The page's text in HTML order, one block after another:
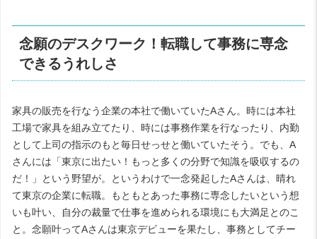
念願のデスクワーク！転職して事務に専念
できるうれしさ
家具の販売を行なう企業の本社で働いていたAさん。時には本社
工場で家具を組み立てたり、時には事務作業を行なったり、内勤
として上司の指示のもと毎日せっせと働いていたそう。でも、A
さんには「東京に出たい！もっと多くの分野で知識を吸収するの
だ！」という野望が。というわけで一念発起したAさんは、晴れ
て東京の企業に転職。もともとあった事務に専念したいという想
いも叶い、自分の裁量で仕事を進められる環境にも大満足とのこ
と。念願叶ってAさんは東京デビューを果たし、事務としてチー